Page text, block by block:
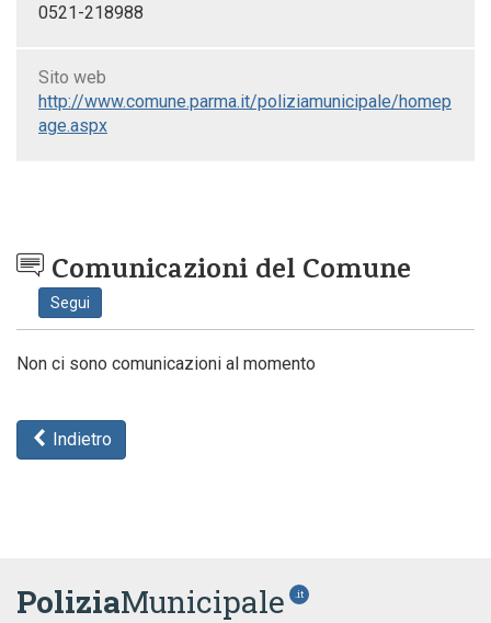
0521-218988
Sito web
http://www.comune.parma.it/poliziamunicipale/homep
age.aspx
Comunicazioni del Comune
Segui
Non ci sono comunicazioni al momento
Indietro
PoliziaMunicipale .it